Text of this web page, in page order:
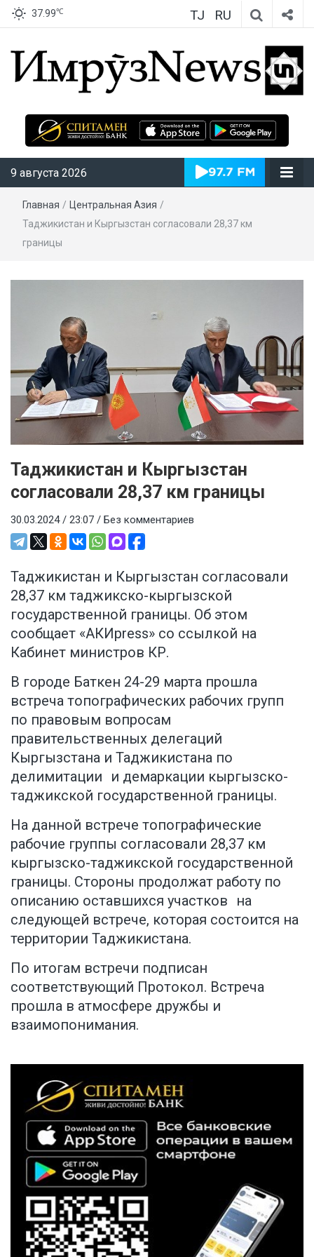
37.99℃ TJ RU
ИмрӯзNews
9 августа 2026
Главная / Центральная Азия /
Таджикистан и Кыргызстан согласовали 28,37 км
границы
Таджикистан и Кыргызстан
согласовали 28,37 км границы
30.03.2024 / 23:07 / Без комментариев
Таджикистан и Кыргызстан согласовали
28,37 км таджикско-кыргызской
государственной границы. Об этом
сообщает «АКИpress» со ссылкой на
Кабинет министров КР.
В городе Баткен 24-29 марта прошла
встреча топографических рабочих групп
по правовым вопросам
правительственных делегаций
Кыргызстана и Таджикистана по
делимитации и демаркации кыргызско-
таджикской государственной границы.
На данной встрече топографические
рабочие группы согласовали 28,37 км
кыргызско-таджикской государственной
границы. Стороны продолжат работу по
описанию оставшихся участков на
следующей встрече, которая состоится на
территории Таджикистана.
По итогам встречи подписан
соответствующий Протокол. Встреча
прошла в атмосфере дружбы и
взаимопонимания.